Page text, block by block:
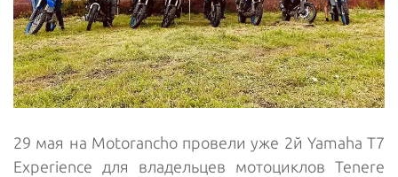
29 мая на Motorancho провели уже 2й Yamaha T7
Experience для владельцев мотоциклов Tenere